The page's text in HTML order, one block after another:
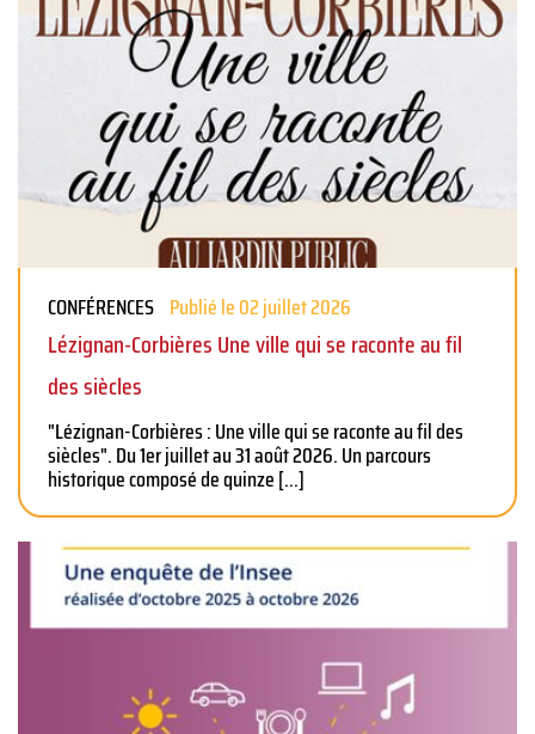
CONFÉRENCES Publié le 02 juillet 2026
Lézignan-Corbières Une ville qui se raconte au fil
des siècles
"Lézignan-Corbières : Une ville qui se raconte au fil des
siècles". Du 1er juillet au 31 août 2026. Un parcours
historique composé de quinze[...]